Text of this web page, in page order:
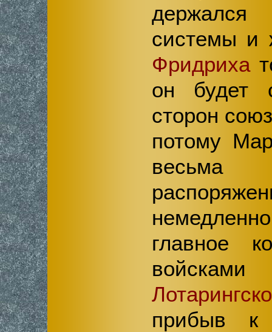
держался
системы и
Фридриха
он будет
сторон
потому
весьма
главное
прибыв к